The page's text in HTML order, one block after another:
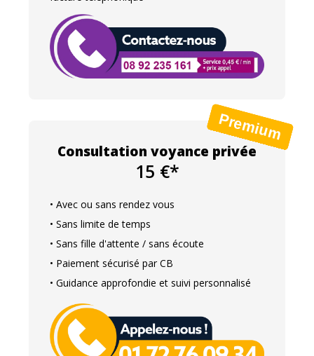
Consultation voyance privée
15 €*
• Avec ou sans rendez vous
• Sans limite de temps
• Sans fille d'attente / sans écoute
• Paiement sécurisé par CB
• Guidance approfondie et suivi personnalisé